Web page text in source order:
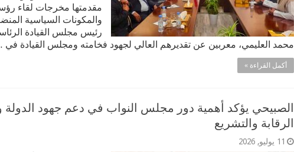
مقدمتها مخرجات لقاء
والمكونات السياسية
رئيس مجلس القيادة
محمد العليمي، معربين عن تقديرهم العالي لجهود فخامته ومجلس القيادة
أكمل القراءة »
الصبيحي يؤكد أهمية دور مجلس النواب في دعم جهود الدولة
الرقابة والتشريع
11 يوليو, 2026